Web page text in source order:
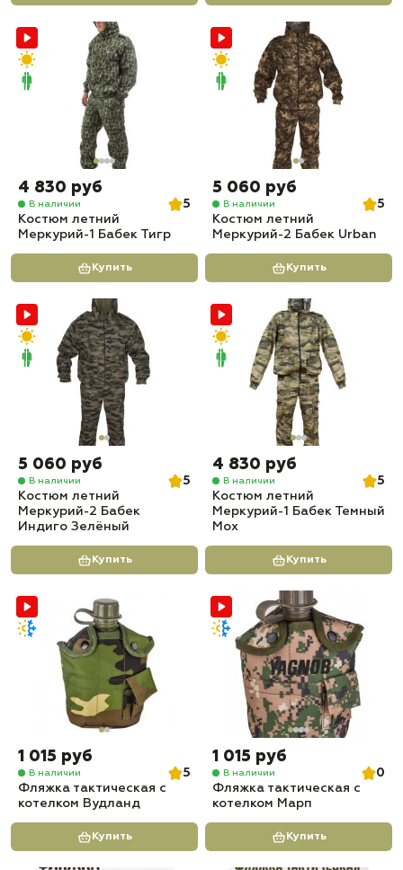
4 830 руб
В наличии
5
Костюм летний
Меркурий-1 Бабек Тигр
Купить
5 060 руб
В наличии
5
Костюм летний
Меркурий-2 Бабек Urban
Купить
5 060 руб
В наличии
5
Костюм летний
Меркурий-2 Бабек
Индиго Зелёный
Купить
4 830 руб
В наличии
5
Костюм летний
Меркурий-1 Бабек Темный
Мох
Купить
1 015 руб
В наличии
5
Фляжка тактическая с
котелком Вудланд
Купить
1 015 руб
В наличии
0
Фляжка тактическая с
котелком Марп
Купить